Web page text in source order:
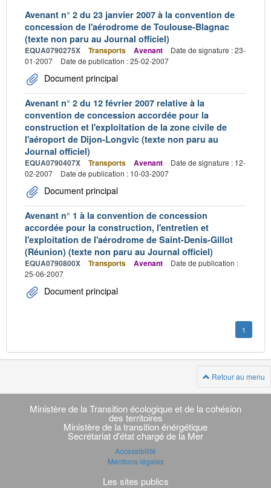
Avenant n° 2 du 23 janvier 2007 à la convention de
concession de l'aérodrome de Toulouse-Blagnac
(texte non paru au Journal officiel)
EQUA0790275X Transports Avenant
Date de signature : 23-
01-2007
Date de publication : 25-02-2007
Document principal
Avenant n° 2 du 12 février 2007 relative à la
convention de concession accordée pour la
construction et l'exploitation de la zone civile de
l'aéroport de Dijon-Longvic (texte non paru au
Journal officiel)
EQUA0790407X Transports Avenant
Date de signature : 12-
02-2007
Date de publication : 10-03-2007
Document principal
Avenant n° 1 à la convention de concession
accordée pour la construction, l'entretien et
l'exploitation de l'aérodrome de Saint-Denis-Gillot
(Réunion) (texte non paru au Journal officiel)
EQUA0790800X Transports Avenant
Date de publication :
25-06-2007
Document principal
1
Retour au menu
Navigation
transverse
Ministère de la Transition écologique et de la cohésion
des territoires
Ministère de la transition énérgétique
Secrétariat d'état chargé de la Mer
Accessibilité
Mentions légales
Les sites publics